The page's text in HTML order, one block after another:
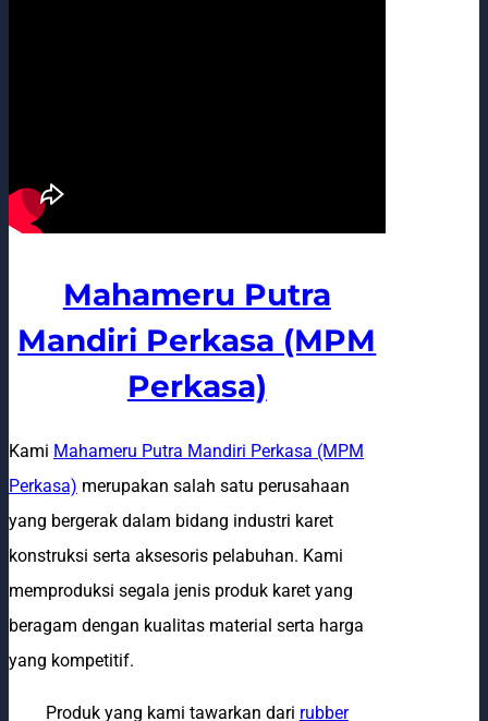
Mahameru Putra
Mandiri Perkasa (MPM
Perkasa)
Kami Mahameru Putra Mandiri Perkasa (MPM
Perkasa) merupakan salah satu perusahaan
yang bergerak dalam bidang industri karet
konstruksi serta aksesoris pelabuhan. Kami
memproduksi segala jenis produk karet yang
beragam dengan kualitas material serta harga
yang kompetitif.
Produk yang kami tawarkan dari rubber